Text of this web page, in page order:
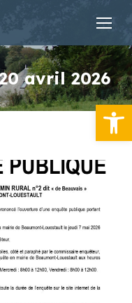
Ouvrir
avril 2026